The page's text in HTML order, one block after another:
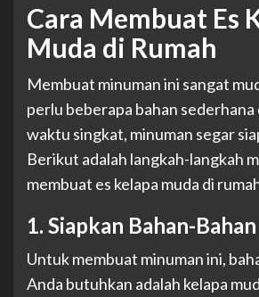
Cara Membuat Es
Muda di Rumah
Membuat minuman ini sangat
perlu beberapa bahan sederhana
waktu singkat, minuman segar
Berikut adalah langkah-langkah
membuat es kelapa muda di
1. Siapkan Bahan-Bahan
Untuk membuat minuman ini,
Anda butuhkan adalah kelapa